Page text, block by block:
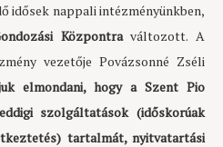
idősek nappali intézményünkben,
Központraváltozott. A
vezetője Povázsonné Zséli
elmondani, hogy a Szent Pio
szolgáltatások (időskorúak
tartalmát, nyitvatartási